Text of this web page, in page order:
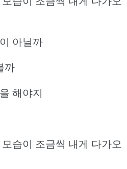
아닐까
까
해야지
습이 조금씩 내게 다가오